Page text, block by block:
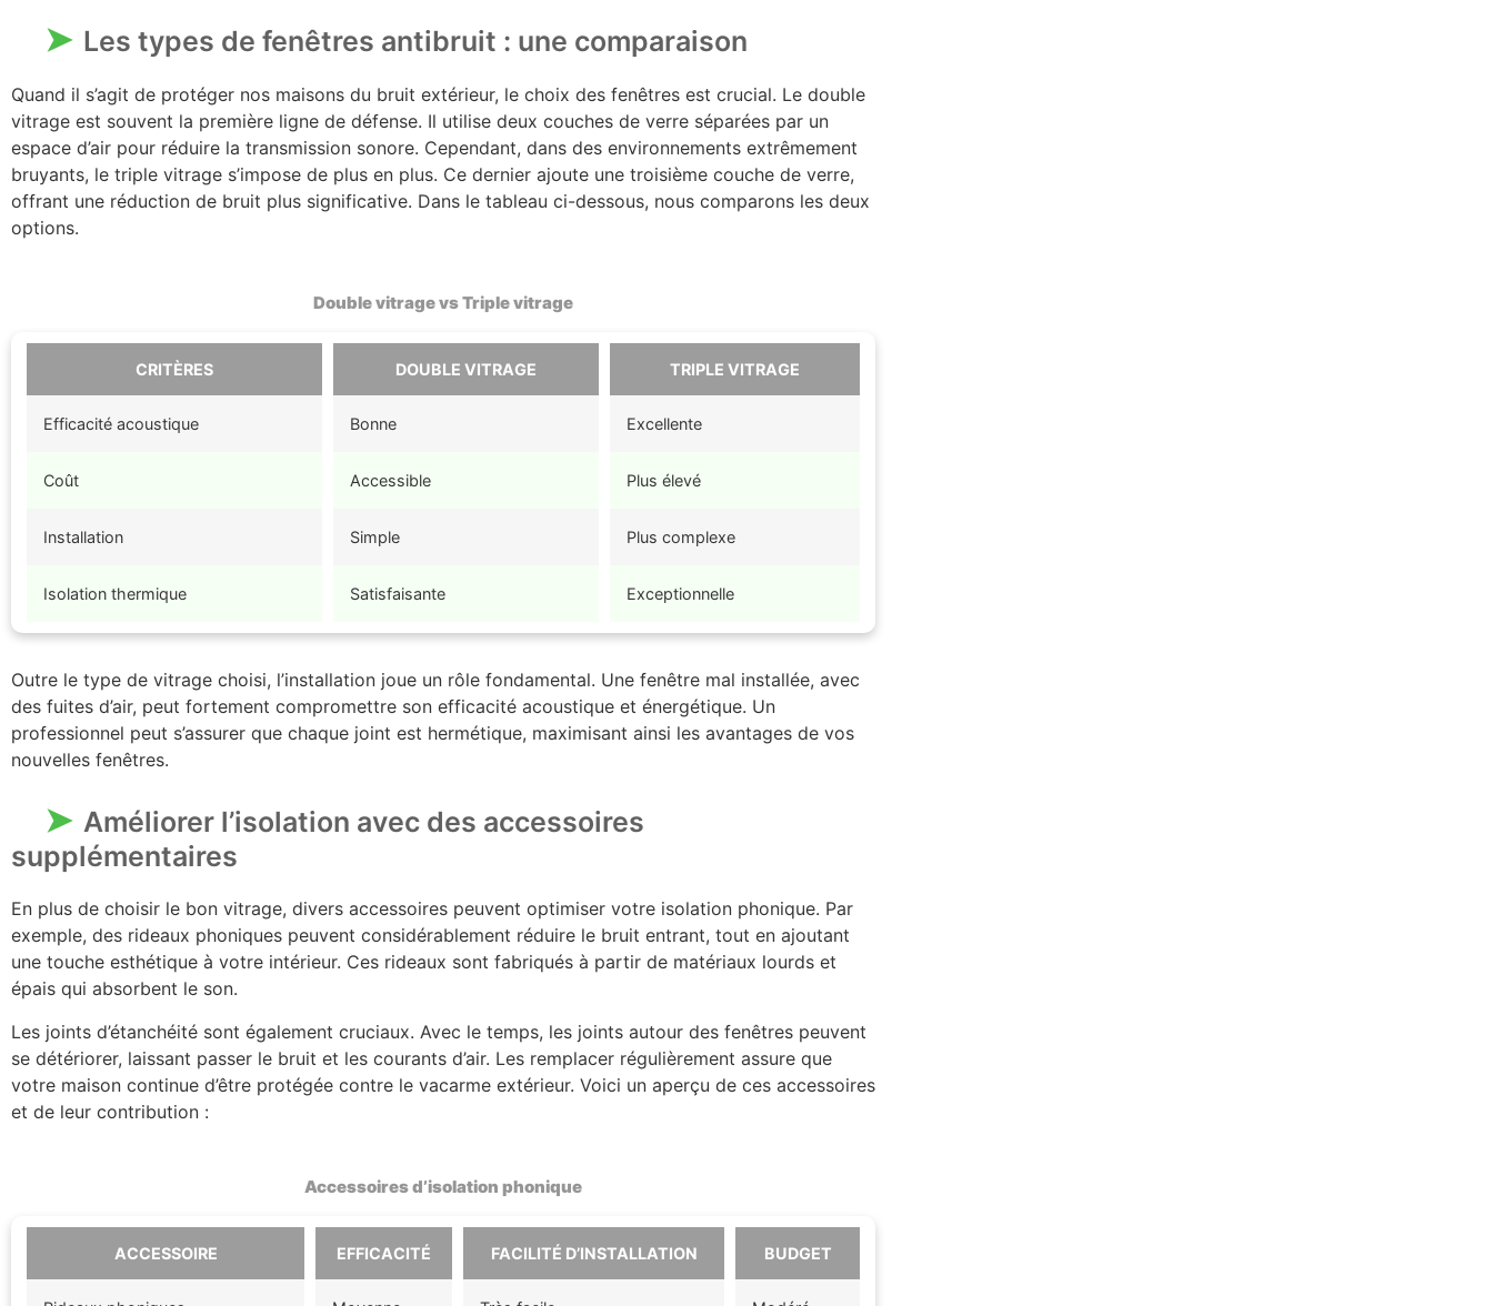
Les types de fenêtres antibruit : une comparaison
Quand il s’agit de protéger nos maisons du bruit extérieur, le choix des fenêtres est crucial. Le double
vitrage est souvent la première ligne de défense. Il utilise deux couches de verre séparées par un
espace d’air pour réduire la transmission sonore. Cependant, dans des environnements extrêmement
bruyants, le triple vitrage s’impose de plus en plus. Ce dernier ajoute une troisième couche de verre,
offrant une réduction de bruit plus significative. Dans le tableau ci-dessous, nous comparons les deux
options.
Double vitrage vs Triple vitrage
CRITÈRES DOUBLE VITRAGE TRIPLE VITRAGE
Efficacité acoustique Bonne Excellente
Coût Accessible Plus élevé
Installation Simple Plus complexe
Isolation thermique Satisfaisante Exceptionnelle
Outre le type de vitrage choisi, l’installation joue un rôle fondamental. Une fenêtre mal installée, avec
des fuites d’air, peut fortement compromettre son efficacité acoustique et énergétique. Un
professionnel peut s’assurer que chaque joint est hermétique, maximisant ainsi les avantages de vos
nouvelles fenêtres.
Améliorer l’isolation avec des accessoires
supplémentaires
En plus de choisir le bon vitrage, divers accessoires peuvent optimiser votre isolation phonique. Par
exemple, des rideaux phoniques peuvent considérablement réduire le bruit entrant, tout en ajoutant
une touche esthétique à votre intérieur. Ces rideaux sont fabriqués à partir de matériaux lourds et
épais qui absorbent le son.
Les joints d’étanchéité sont également cruciaux. Avec le temps, les joints autour des fenêtres peuvent
se détériorer, laissant passer le bruit et les courants d’air. Les remplacer régulièrement assure que
votre maison continue d’être protégée contre le vacarme extérieur. Voici un aperçu de ces accessoires
et de leur contribution :
Accessoires d’isolation phonique
ACCESSOIRE EFFICACITÉ FACILITÉ D’INSTALLATION BUDGET